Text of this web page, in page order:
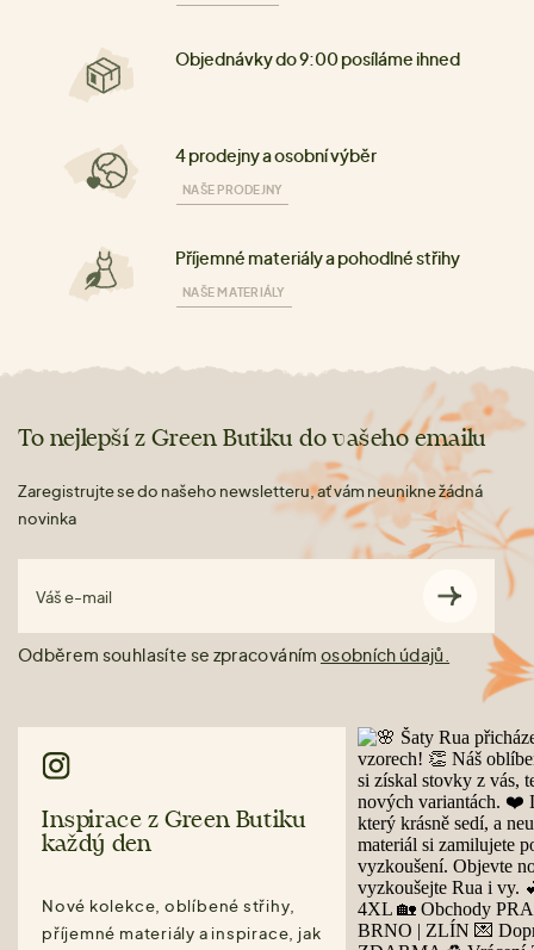
Objednávky do 9:00 posíláme ihned
4 prodejny a osobní výběr
NAŠE PRODEJNY
Příjemné materiály a pohodlné střihy
NAŠE MATERIÁLY
To nejlepší z Green Butiku do vašeho emailu
Zaregistrujte se do našeho newsletteru, ať vám neunikne žádná
novinka
Váš e-mail
Odběrem souhlasíte se zpracováním osobních údajů.
Inspirace z Green Butiku
každý den
Nové kolekce, oblíbené střihy,
příjemné materiály a inspirace, jak